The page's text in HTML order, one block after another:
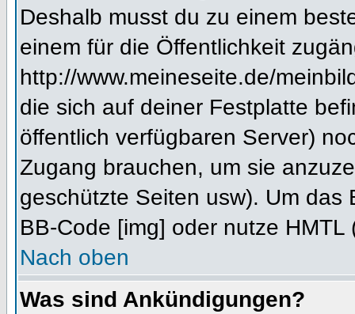
Deshalb musst du zu einem
einem für die Öffentlichkeit
http://www.meineseite.de/
die sich auf deiner Festplatte
öffentlich verfügbaren Server)
Zugang brauchen, um sie
geschützte Seiten usw). Um
BB-Code [img] oder nutze HMTL
Nach oben
Was sind Ankündigungen?